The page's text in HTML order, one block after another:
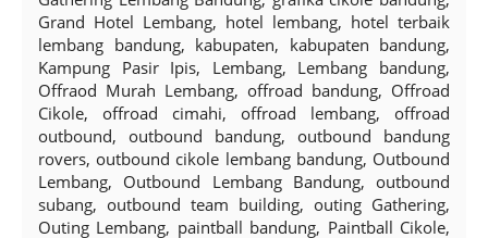
Grand Hotel Lembang, hotel lembang, hotel terbaik
lembang bandung, kabupaten, kabupaten bandung,
Kampung Pasir Ipis, Lembang, Lembang bandung,
Offraod Murah Lembang, offroad bandung, Offroad
Cikole, offroad cimahi, offroad lembang, offroad
outbound, outbound bandung, outbound bandung
rovers, outbound cikole lembang bandung, Outbound
Lembang, Outbound Lembang Bandung, outbound
subang, outbound team building, outing Gathering,
Outing Lembang, paintball bandung, Paintball Cikole,